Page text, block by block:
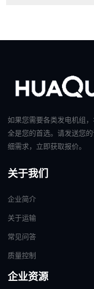
如果您需要各类发电机组
全是您的首选。请发送您
细需求，立即获取报价。
关于我们
企业简介
关于运输
常见问答
质量控制
企业资源